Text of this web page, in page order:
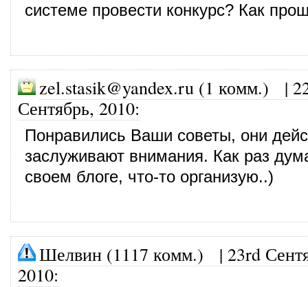
системе провести конкурс? Как
zel.stasik@yandex.ru (1 комм.) |
Сентябрь, 2010:
Понравились Ваши советы, они
заслуживают внимания. Как раз
своем блоге, что-то организую..)
Шелвин (1117 комм.) | 23rd
2010: